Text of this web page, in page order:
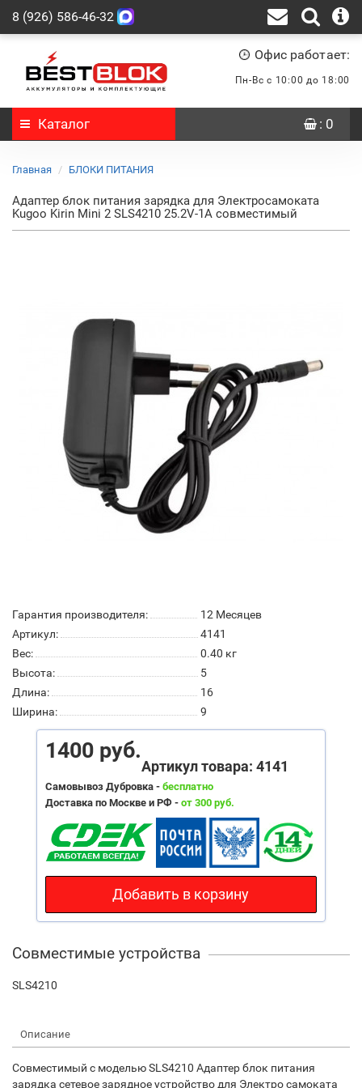
8 (926) 586-46-32
Офис работает:
Пн-Вс с 10:00 до 18:00
Каталог : 0
Главная БЛОКИ ПИТАНИЯ
Адаптер блок питания зарядка для Электросамоката
Kugoo Kirin Mini 2 SLS4210 25.2V-1A совместимый
Гарантия производителя:
12 Месяцев
Артикул:
4141
Вес:
0.40 кг
Высота:
5
Длина:
16
Ширина:
9
1400 руб.
Артикул товара: 4141
Самовывоз Дубровка - бесплатно
Доставка по Москве и РФ - от 300 руб.
Добавить в корзину
Совместимые устройства
SLS4210
Описание
Cовместимый с моделью SLS4210 Адаптер блок питания
зарядка сетевое зарядное устройство для Электро самоката